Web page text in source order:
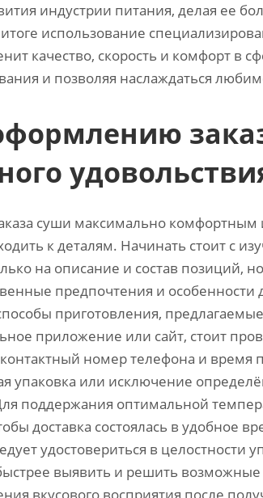
индустрии питания‚ делая ее
использование
качество‚ скорость и комфорт в
и позволяя наслаждаться
суши максимально комфортным
к деталям. Начинать стоит с
на описание и состав позиций‚
предпочтения и
приготовления‚
приложение или сайт‚ стоит
контактный номер телефона и
упаковка или исключение
поддержания оптимальной
доставка состоялась в удобное
удостовериться в целостности
выявить и решить